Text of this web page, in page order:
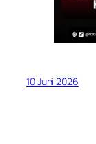
10 Juni 2026